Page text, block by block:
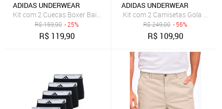
ADIDAS UNDERWEAR
Kit com 2 Cuecas Boxer Baixa adidas Underwear Multicolorido
R$159,90 - 25%
R$ 119,90
ADIDAS UNDERWEAR
Kit com 2 Camisetas Gola
R$249,00 - 56%
R$ 109,90